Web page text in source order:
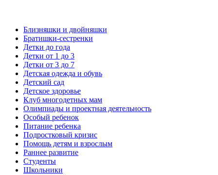
Близняшки и двойняшки
Братишки-сестренки
Детки до года
Детки от 1 до 3
Детки от 3 до 7
Детская одежда и обувь
Детский сад
Детское здоровье
Клуб многодетных мам
Олимпиады и проектная деятельность
Особый ребенок
Питание ребенка
Подростковый кризис
Помощь детям и взрослым
Раннее развитие
Студенты
Школьники